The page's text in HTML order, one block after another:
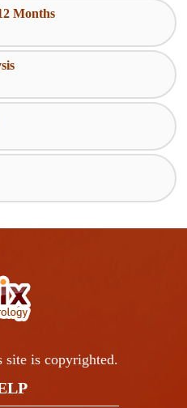
Months
is copyrighted.